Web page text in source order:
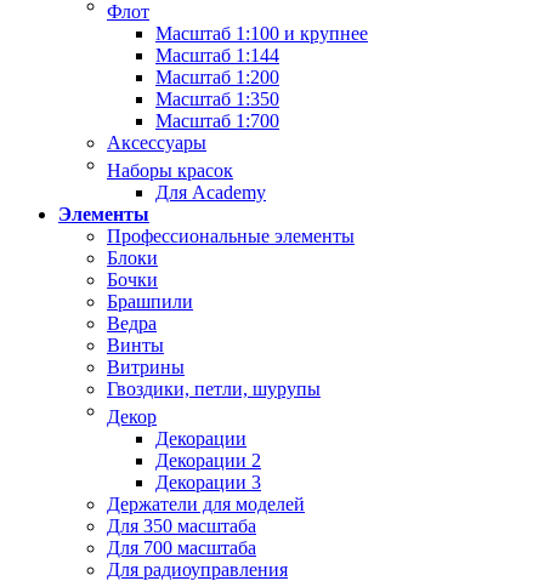
Флот
Масштаб 1:100 и крупнее
Масштаб 1:144
Масштаб 1:200
Масштаб 1:350
Масштаб 1:700
Аксессуары
Наборы красок
Для Academy
Элементы
Профессиональные элементы
Блоки
Бочки
Брашпили
Ведра
Винты
Витрины
Гвоздики, петли, шурупы
Декор
Декорации
Декорации 2
Декорации 3
Держатели для моделей
Для 350 масштаба
Для 700 масштаба
Для радиоуправления